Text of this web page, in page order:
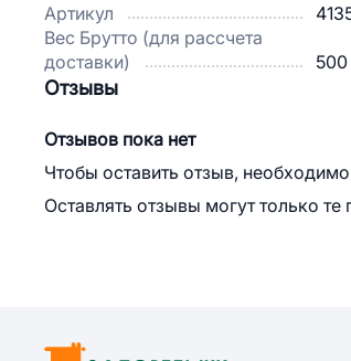
Артикул
Вес Брутто (для рассчета
доставки)
500
Отзывы
Отзывов пока нет
Чтобы оставить отзыв,
Оставлять отзывы могут только